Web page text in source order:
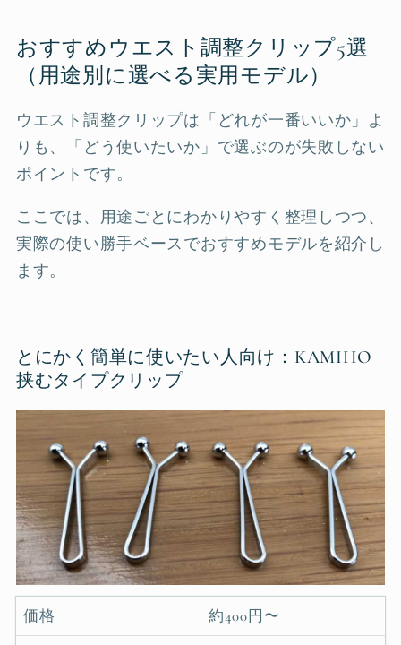
おすすめウエスト調整クリップ5選
（用途別に選べる実用モデル）
ウエスト調整クリップは「どれが一番いいか」よ
りも、「どう使いたいか」で選ぶのが失敗しない
ポイントです。
ここでは、用途ごとにわかりやすく整理しつつ、
実際の使い勝手ベースでおすすめモデルを紹介し
ます。
とにかく簡単に使いたい人向け：KAMIHO
挟むタイプクリップ
価格 約400円〜